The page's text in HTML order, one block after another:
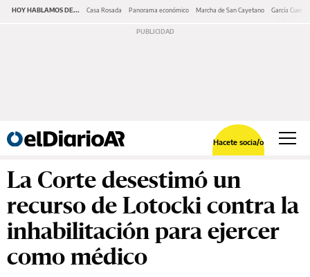
HOY HABLAMOS DE... Casa Rosada Panorama económico Marcha de San Cayetano García Cuerva
Hacete socia/o
La Corte desestimó un
recurso de Lotocki contra la
inhabilitación para ejercer
como médico